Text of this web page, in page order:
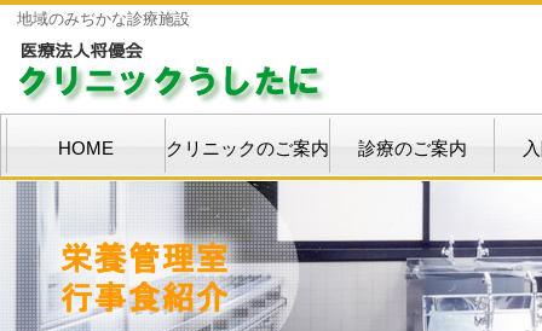
地域のみぢかな診療施設
HOME クリニックのご案内 診療のご案内